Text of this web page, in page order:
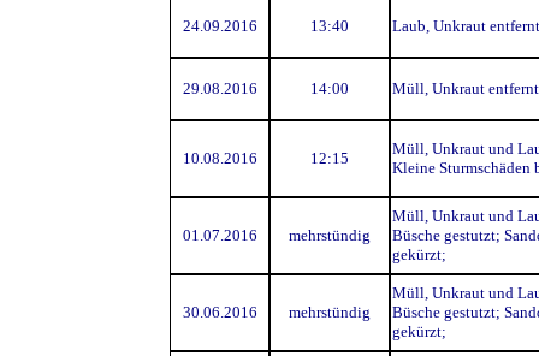
24.09.2016 13:40 Laub, Unkraut
29.08.2016 14:00 Müll, Unkraut
10.08.2016 12:15
Müll, Unkraut und
Kleine Sturmschäden
01.07.2016 mehrstündig
Müll, Unkraut und
Büsche gestutzt;
gekürzt;
30.06.2016 mehrstündig
Müll, Unkraut und
Büsche gestutzt;
gekürzt;